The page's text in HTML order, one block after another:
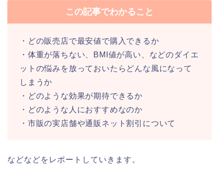
この記事でわかること
・どの販売店で最安値で購入できるか
・体重が落ちない、BMI値が高い、などのダイエ
ットの悩みを放っておいたらどんな風になって
しまうか
・どのような効果が期待できるか
・どのような人におすすめなのか
・市販の実店舗や通販ネット割引について
などなどをレポートしていきます。